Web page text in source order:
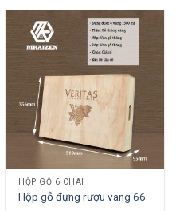
HỘP GỖ 6 CHAI
Hộp gỗ đựng rượu vang 66